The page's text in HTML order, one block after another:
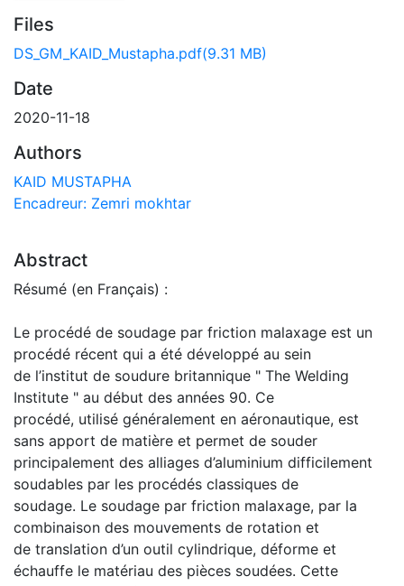
Files
DS_GM_KAID_Mustapha.pdf(9.31 MB)
Date
2020-11-18
Authors
KAID MUSTAPHA
Encadreur: Zemri mokhtar
Abstract
Résumé (en Français) :
Le procédé de soudage par friction malaxage est un
procédé récent qui a été développé au sein
de l’institut de soudure britannique " The Welding
Institute " au début des années 90. Ce
procédé, utilisé généralement en aéronautique, est
sans apport de matière et permet de souder
principalement des alliages d’aluminium difficilement
soudables par les procédés classiques de
soudage. Le soudage par friction malaxage, par la
combinaison des mouvements de rotation et
de translation d’un outil cylindrique, déforme et
échauffe le matériau des pièces soudées. Cette